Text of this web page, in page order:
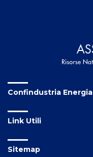
Confindustria Energia
Link Utili
Sitemap